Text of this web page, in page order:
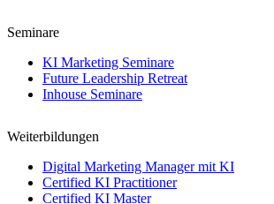
Seminare
KI Marketing Seminare
Future Leadership Retreat
Inhouse Seminare
Weiterbildungen
Digital Marketing Manager mit KI
Certified KI Practitioner
Certified KI Master